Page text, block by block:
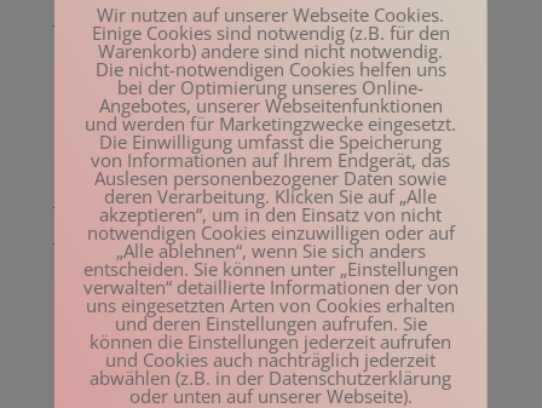
Januar 2023
Dezember 2022
November 2022
Oktober 2022
August 2022
Juli 2022
Juni 2022
Mai 2022
April 2022
März 2022
Februar 2022
Wir nutzen auf unserer Webseite Cookies.
Einige Cookies sind notwendig (z.B. für den
Warenkorb) andere sind nicht notwendig.
Die nicht-notwendigen Cookies helfen uns
bei der Optimierung unseres Online-
Angebotes, unserer Webseitenfunktionen
und werden für Marketingzwecke eingesetzt.
Die Einwilligung umfasst die Speicherung
von Informationen auf Ihrem Endgerät, das
Auslesen personenbezogener Daten sowie
deren Verarbeitung. Klicken Sie auf „Alle
akzeptieren“, um in den Einsatz von nicht
notwendigen Cookies einzuwilligen oder auf
„Alle ablehnen“, wenn Sie sich anders
entscheiden. Sie können unter „Einstellungen
verwalten“ detaillierte Informationen der von
uns eingesetzten Arten von Cookies erhalten
und deren Einstellungen aufrufen. Sie
können die Einstellungen jederzeit aufrufen
und Cookies auch nachträglich jederzeit
abwählen (z.B. in der Datenschutzerklärung
oder unten auf unserer Webseite).